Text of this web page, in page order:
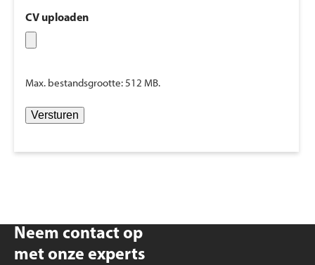
CV uploaden
Max. bestandsgrootte: 512 MB.
Versturen
Neem contact op
met onze experts